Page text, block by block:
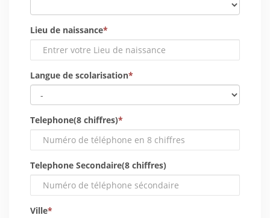
Lieu de naissance*
Langue de scolarisation*
Telephone(8 chiffres)*
Telephone Secondaire(8 chiffres)
Ville*